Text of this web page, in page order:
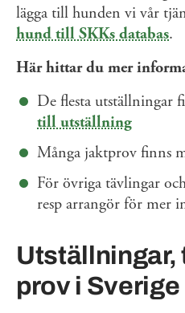
lägga till hunden vi vår
hund till SKKs databas.
Här hittar du mer
De flesta utställningar
till utställning
Många jaktprov finns
För övriga tävlingar
resp arrangör för mer
Utställningar,
prov i Sverige